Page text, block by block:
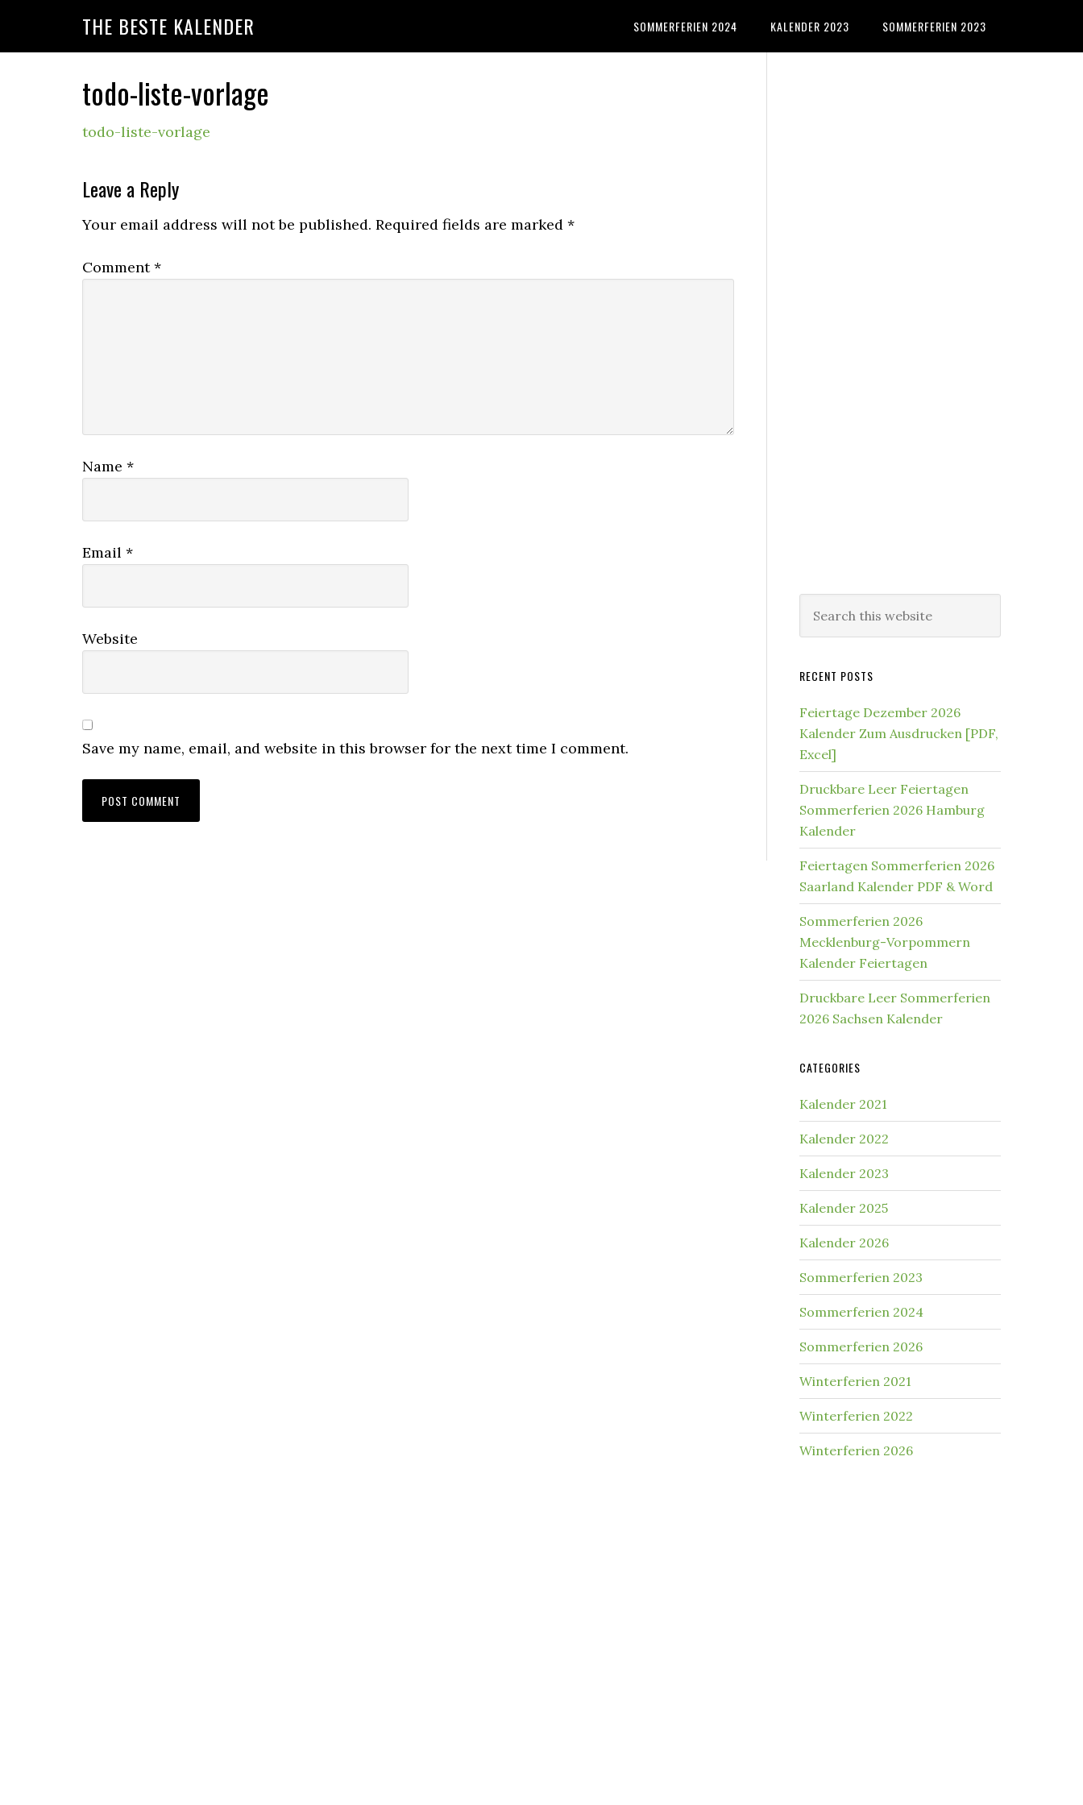
THE BESTE KALENDER SOMMERFERIEN 2024 KALENDER 2023 SOMMERFERIEN 2023
todo-liste-vorlage
todo-liste-vorlage
Reader
Interactions
Leave a Reply
Your email address will not be published. Required fields are marked *
Comment*
Name *
Email *
Website
Save my name, email, and website in this browser for the next time I comment.
this
RECENT POSTS
Feiertage Dezember 2026
Kalender Zum Ausdrucken [PDF,
Excel]
Druckbare Leer Feiertagen
Sommerferien 2026 Hamburg
Kalender
Feiertagen Sommerferien 2026
Saarland Kalender PDF & Word
Sommerferien 2026
Mecklenburg-Vorpommern
Kalender Feiertagen
Druckbare Leer Sommerferien
2026 Sachsen Kalender
CATEGORIES
Kalender 2021
Kalender 2022
Kalender 2023
Kalender 2025
Kalender 2026
Sommerferien 2023
Sommerferien 2024
Sommerferien 2026
Winterferien 2021
Winterferien 2022
Winterferien 2026